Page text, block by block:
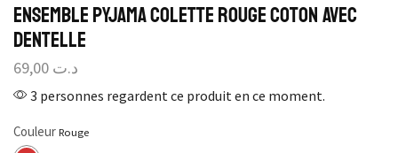
Ensemble Pyjama Colette Rouge Coton avec
Dentelle
د.ت
3 personnes regardent ce produit en ce moment.
Couleur